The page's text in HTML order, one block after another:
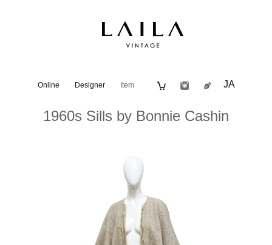
Online Designer Item JA
1960s Sills by Bonnie Cashin